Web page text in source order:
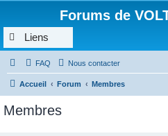
Forums de
Liens
FAQ Nous contacter
Accueil Forum Membres
Membres